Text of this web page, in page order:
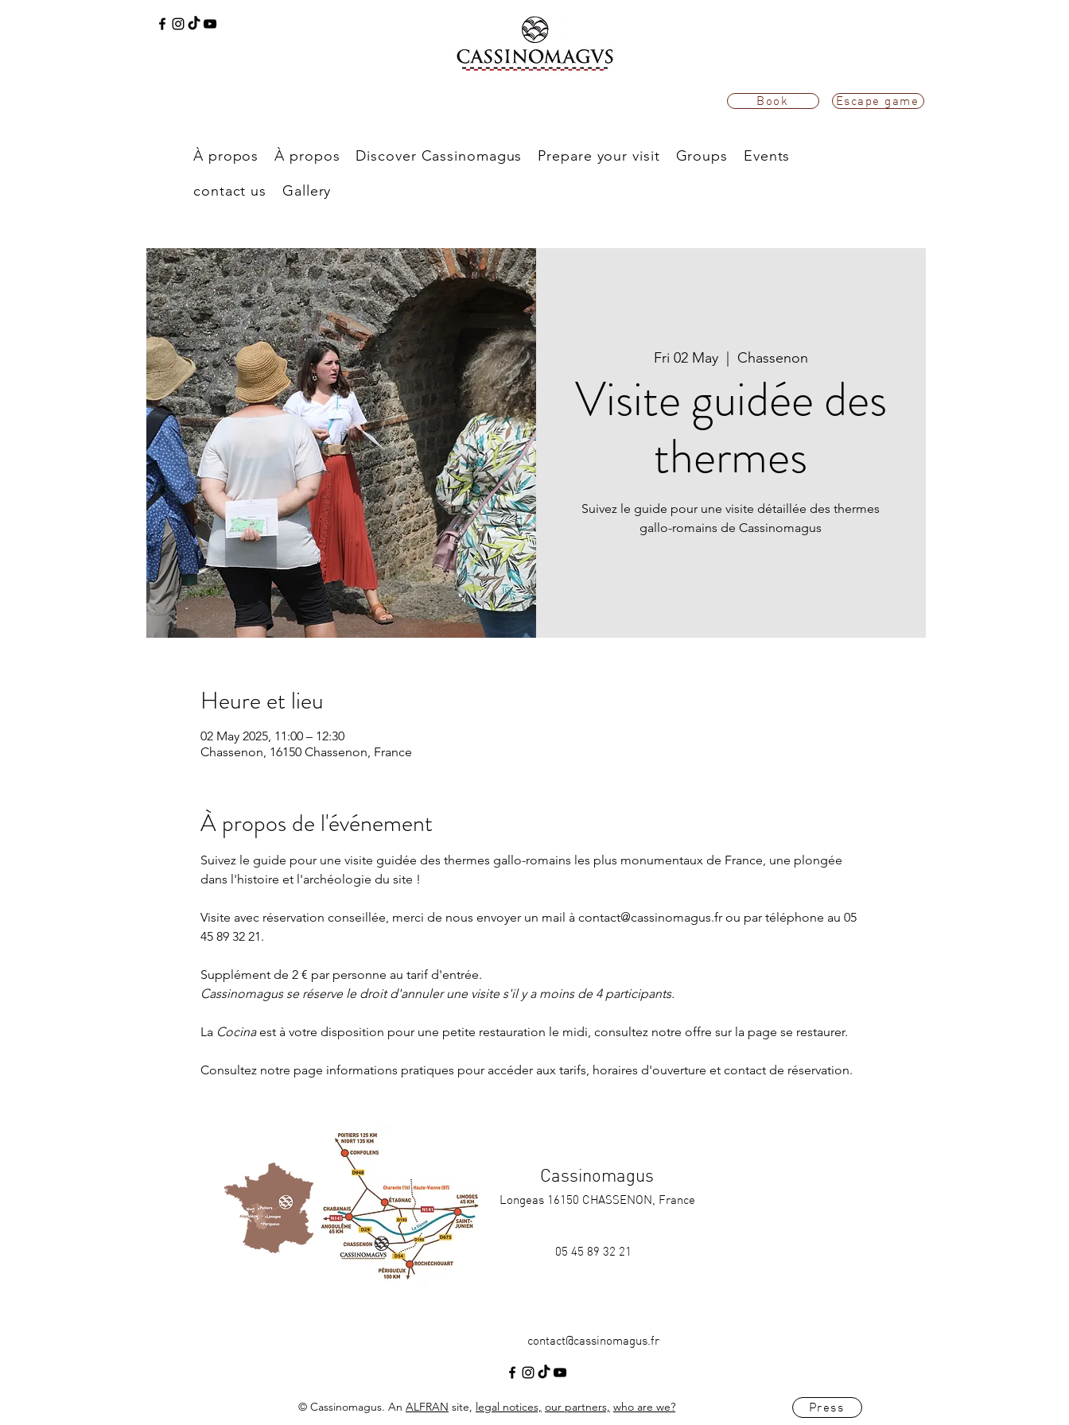
Book Escape game
À propos À propos Discover Cassinomagus Prepare your visit Groups
Events
contact us
Gallery
Fri 02 May
  |
Chassenon
Visite guidée des
thermes
Suivez le guide pour une visite détaillée des thermes
gallo-romains de Cassinomagus
Heure et lieu
02 May 2025, 11:00 – 12:30
Chassenon, 16150 Chassenon, France
À propos de l'événement
Suivez le guide pour une visite guidée des thermes gallo-romains les plus monumentaux de France, une plongée
dans l'histoire et l'archéologie du site !
Visite avec réservation conseillée, merci de nous envoyer un mail à contact@cassinomagus.fr ou par téléphone au 05
45 89 32 21.
Supplément de 2 € par personne au tarif d'entrée.
Cassinomagus se réserve le droit d'annuler une visite s'il y a moins de 4 participants.
La Cocina est à votre disposition pour une petite restauration le midi, consultez notre offre sur la page se restaurer.
Consultez notre page informations pratiques pour accéder aux tarifs, horaires d'ouverture et contact de réservation.
Cassinomagus
Longeas 16150 CHASSENON, France
05 45 89 32 21
contact@cassinomagus.fr
© Cassinomagus. An ALFRAN site, legal notices, our partners, who are we? Press